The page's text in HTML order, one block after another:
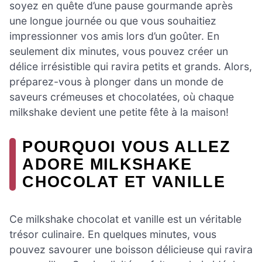
soyez en quête d’une pause gourmande après
une longue journée ou que vous souhaitiez
impressionner vos amis lors d’un goûter. En
seulement dix minutes, vous pouvez créer un
délice irrésistible qui ravira petits et grands. Alors,
préparez-vous à plonger dans un monde de
saveurs crémeuses et chocolatées, où chaque
milkshake devient une petite fête à la maison!
POURQUOI VOUS ALLEZ
ADORE MILKSHAKE
CHOCOLAT ET VANILLE
Ce milkshake chocolat et vanille est un véritable
trésor culinaire. En quelques minutes, vous
pouvez savourer une boisson délicieuse qui ravira